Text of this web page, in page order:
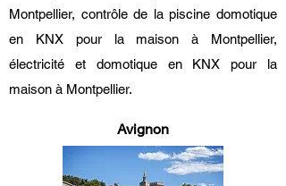
Montpellier, contrôle de la piscine domotique
en KNX pour la maison à Montpellier,
électricité et domotique en KNX pour la
maison à Montpellier.
Avignon